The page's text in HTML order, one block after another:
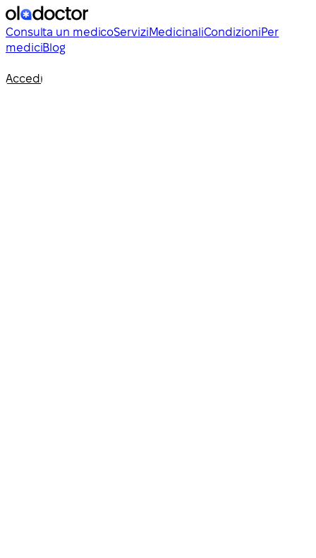
Consulta un medicoServiziMedicinaliCondizioniPer
mediciBlog
Accedi